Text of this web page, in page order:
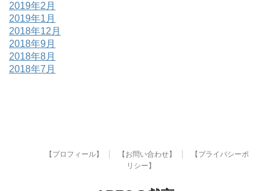
2019年2月
2019年1月
2018年12月
2018年9月
2018年8月
2018年7月
【プロフィール】 【お問い合わせ】
【プライバシーポ
リシー】